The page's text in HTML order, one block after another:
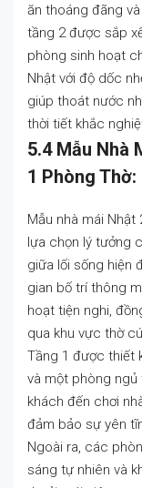
ăn thoáng đãng
tầng 2 được sắp
phòng sinh hoạt
Nhật với độ dốc
giúp thoát nước
thời tiết khắc
5.4 Mẫu Nhà
1 Phòng Thờ:
Mẫu nhà mái
lựa chọn lý tưởng
giữa lối sống hiện
gian bố trí thông
hoạt tiện nghi,
qua khu vực thờ
Tầng 1 được thiết
và một phòng ngủ
khách đến chơi
đảm bảo sự yên
Ngoài ra, các
sáng tự nhiên và